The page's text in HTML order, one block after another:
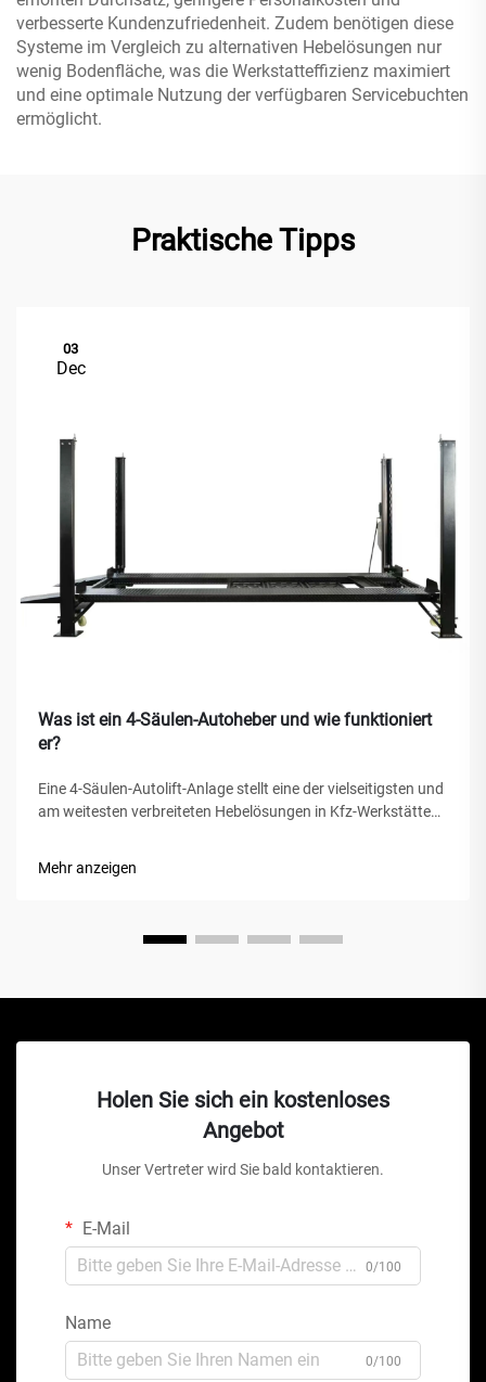
verbesserte Kundenzufriedenheit. Zudem benötigen diese
Systeme im Vergleich zu alternativen Hebelösungen nur
wenig Bodenfläche, was die Werkstatteffizienz maximiert
und eine optimale Nutzung der verfügbaren Servicebuchten
ermöglicht.
Praktische Tipps
03
Dec
Was ist ein 4-Säulen-Autoheber und wie funktioniert
er?
Eine 4-Säulen-Autolift-Anlage stellt eine der vielseitigsten und
am weitesten verbreiteten Hebelösungen in Kfz-Werkstätten,
Wagenhebern oder Scherenhebern bietet diese mechanische
Mehr anzeigen
Holen Sie sich ein kostenloses
Angebot
Unser Vertreter wird Sie bald kontaktieren.
E-Mail
0/100
Name
0/100